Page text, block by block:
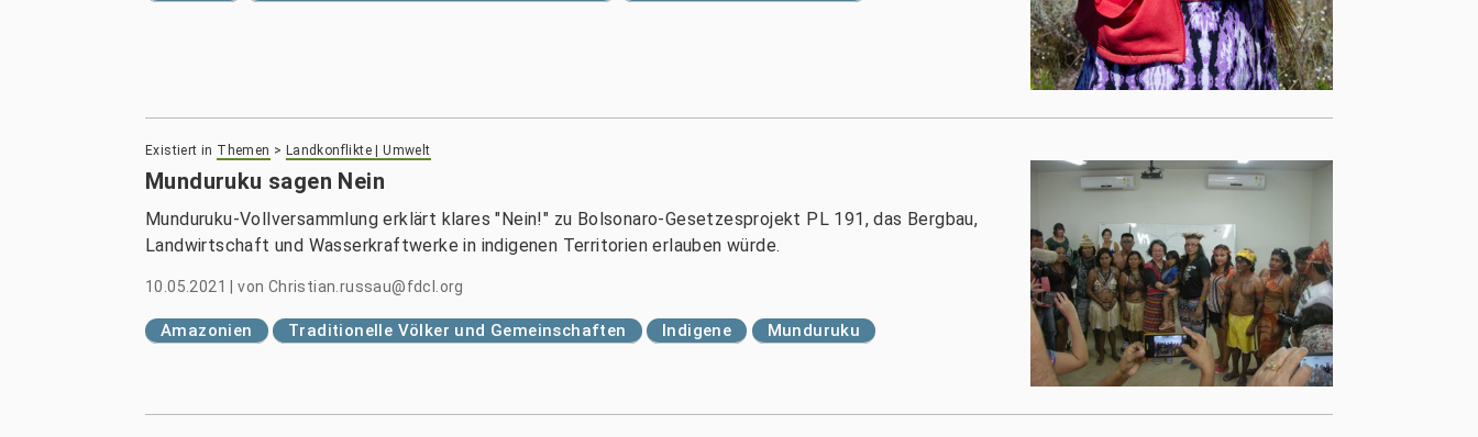
Existiert in Themen > Landkonflikte | Umwelt
Munduruku sagen Nein
Munduruku-Vollversammlung erklärt klares "Nein!" zu Bolsonaro-Gesetzesprojekt PL 191, das Bergbau,
Landwirtschaft und Wasserkraftwerke in indigenen Territorien erlauben würde.
10.05.2021|von Christian.russau@fdcl.org
Amazonien Traditionelle Völker und Gemeinschaften Indigene Munduruku